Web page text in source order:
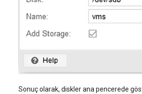
Sonuç olarak, diskler ana pencerede